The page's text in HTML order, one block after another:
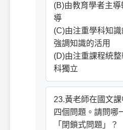
(B)由教育學者主
導
(C)由注重學科知
強調知識的活用
(D)由注重課程統
科獨立
23.黃老師在國文
四個問題。請問哪
「閉鎖式問題」？